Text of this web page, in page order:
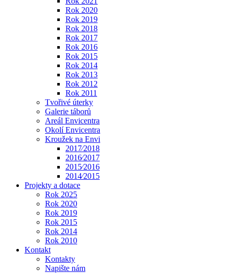
Rok 2020
Rok 2019
Rok 2018
Rok 2017
Rok 2016
Rok 2015
Rok 2014
Rok 2013
Rok 2012
Rok 2011
Tvořivé úterky
Galerie táborů
Areál Envicentra
Okolí Envicentra
Kroužek na Envi
2017⁄2018
2016⁄2017
2015⁄2016
2014⁄2015
Projekty a dotace
Rok 2025
Rok 2020
Rok 2019
Rok 2015
Rok 2014
Rok 2010
Kontakt
Kontakty
Napište nám